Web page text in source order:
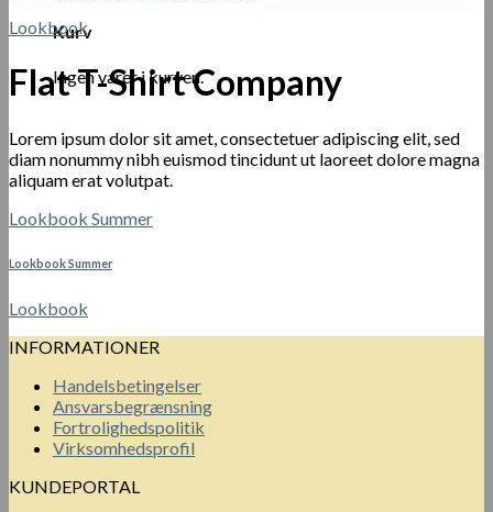
Kurv
Ingen varer i kurven.
Lookbook
Flat T-Shirt Company
Lorem ipsum dolor sit amet, consectetuer adipiscing elit, sed
diam nonummy nibh euismod tincidunt ut laoreet dolore magna
aliquam erat volutpat.
Lookbook Summer
Lookbook Summer
Lookbook
INFORMATIONER
Handelsbetingelser
Ansvarsbegrænsning
Fortrolighedspolitik
Virksomhedsprofil
KUNDEPORTAL